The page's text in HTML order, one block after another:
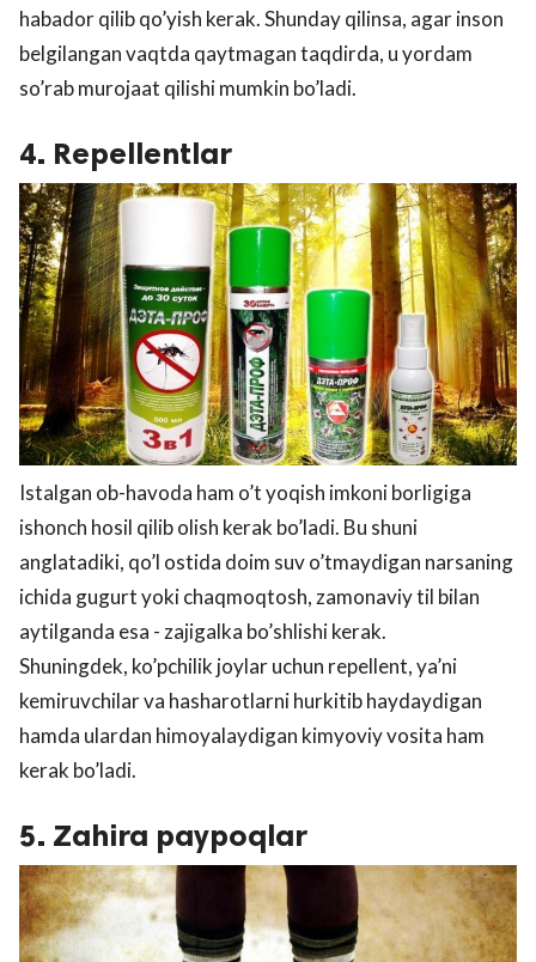
habador qilib qo’yish kerak. Shunday qilinsa, agar inson
belgilangan vaqtda qaytmagan taqdirda, u yordam
so’rab murojaat qilishi mumkin bo’ladi.
4. Repellentlar
Istalgan ob-havoda ham o’t yoqish imkoni borligiga
ishonch hosil qilib olish kerak bo’ladi. Bu shuni
anglatadiki, qo’l ostida doim suv o’tmaydigan narsaning
ichida gugurt yoki chaqmoqtosh, zamonaviy til bilan
aytilganda esa - zajigalka bo’shlishi kerak.
Shuningdek, ko’pchilik joylar uchun repellent, ya’ni
kemiruvchilar va hasharotlarni hurkitib haydaydigan
hamda ulardan himoyalaydigan kimyoviy vosita ham
kerak bo’ladi.
5. Zahira paypoqlar